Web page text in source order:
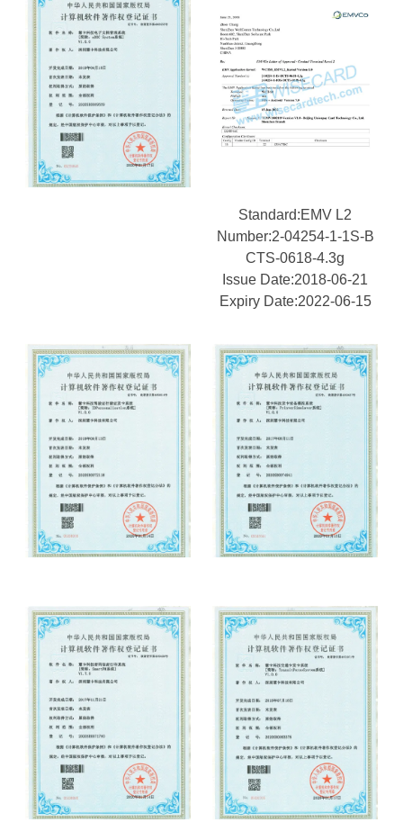
Standard:EMV L2
Number:2-04254-1-1S-B
CTS-0618-4.3g
Issue Date:2018-06-21
Expiry Date:2022-06-15